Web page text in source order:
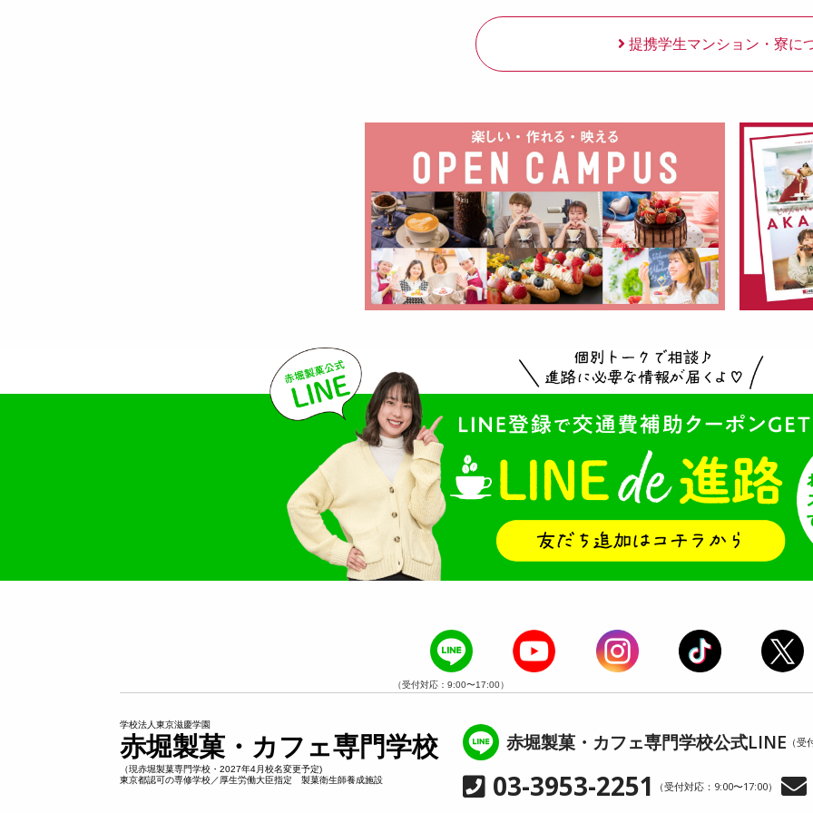
提携学生マンション・寮に
（受付対応：9:00〜17:00）
学校法人東京滋慶学園
赤堀製菓・カフェ専門学校
（現赤堀製菓専門学校・2027年4月校名変更予定)
東京都認可の専修学校／厚生労働大臣指定 製菓衛生師養成施設
赤堀製菓・カフェ専門学校公式LINE （
03-3953-2251 （受付対応：9:00〜17:00）